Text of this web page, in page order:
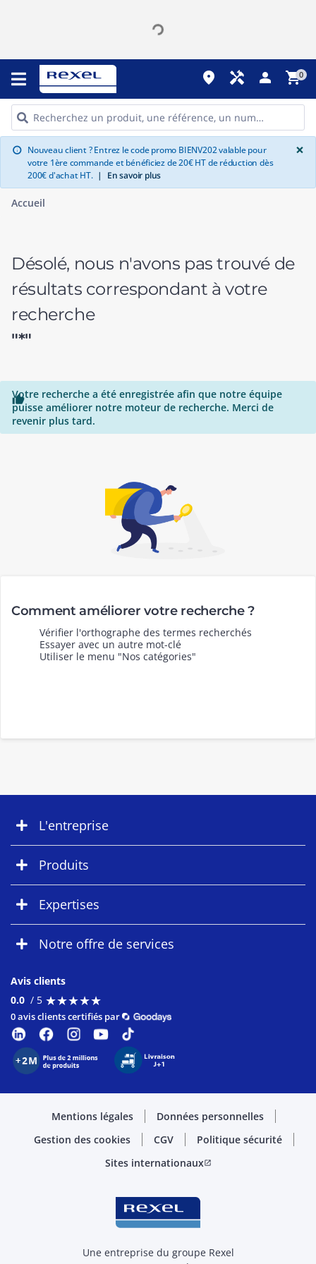
place handyman person shopping_cart0
info Nouveau client ? Entrez le code promo BIENV202 valable pour
votre 1ère commande et bénéficiez de 20€ HT de réduction dès
200€ d'achat HT. | En savoir plus
×
Accueil
Désolé, nous n'avons pas trouvé de
résultats correspondant à votre
recherche
"*"

Votre recherche a été enregistrée afin que notre équipe
puisse améliorer notre moteur de recherche. Merci de
revenir plus tard.
Comment améliorer votre recherche ?
Vérifier l'orthographe des termes recherchés
Essayer avec un autre mot-clé
Utiliser le menu "Nos catégories"
L'entreprise
Produits
Expertises
Notre offre de services
Avis clients
0.0 / 5 ★★★★★
★★★★★
0 avis clients certifiés par
Mentions légales
Données personnelles
Gestion des cookies
CGV
Politique sécurité
Sites internationauxopen_in_new
Une entreprise du groupe Rexel